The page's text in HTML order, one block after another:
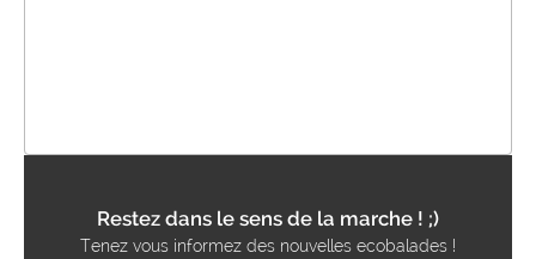
Restez dans le sens de la marche ! ;)
Tenez vous informez des nouvelles ecobalades !